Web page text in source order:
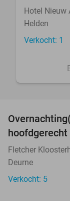
Hotel Nieuw
Helden
Verkocht: 1
hoofdgerecht
Fletcher
Deurne
Verkocht: 5